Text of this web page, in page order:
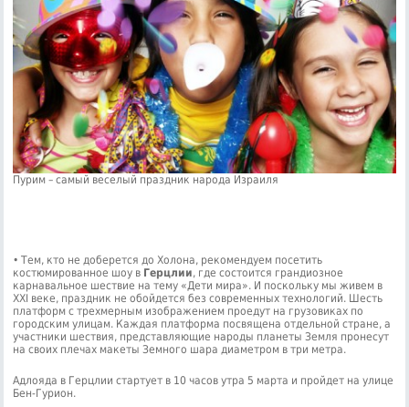
Пурим – самый веселый праздник народа Израиля
• Тем, кто не доберется до Холона, рекомендуем посетить
костюмированное шоу в Герцлии, где состоится грандиозное
карнавальное шествие на тему «Дети мира». И поскольку мы живем в
XXI веке, праздник не обойдется без современных технологий. Шесть
платформ с трехмерным изображением проедут на грузовиках по
городским улицам. Каждая платформа посвящена отдельной стране, а
участники шествия, представляющие народы планеты Земля пронесут
на своих плечах макеты Земного шара диаметром в три метра.
Адлояда в Герцлии стартует в 10 часов утра 5 марта и пройдет на улице
Бен-Гурион.